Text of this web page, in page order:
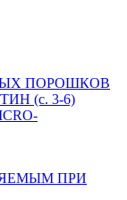
ПОРОШКОВ
(c. 3-6)
ПРИ